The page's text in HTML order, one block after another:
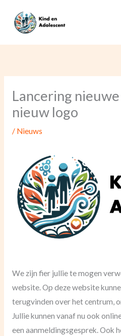
naar
Lancering
nieuw logo
/ Nieuws
We zijn fier jullie te mogen
website. Op deze website
terugvinden over het centrum,
Jullie kunnen vanaf nu ook
een aanmeldingsgesprek. Ook